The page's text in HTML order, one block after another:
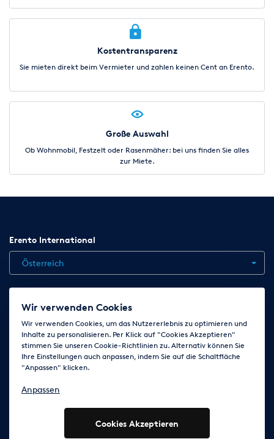
Kostentransparenz
Sie mieten direkt beim Vermieter und zahlen keinen Cent an Erento.
Große Auswahl
Ob Wohnmobil, Festzelt oder Rasenmäher: bei uns finden Sie alles
zur Miete.
Erento International
Österreich
Jobs Kontakt News
AGB
Impressum Cookie-Einstellungen ändern
Folge uns auf
© 2003 - 2026 Erento Campanda GmbH - Alle Rechte
Wir verwenden Cookies
Wir verwenden Cookies, um das Nutzererlebnis zu optimieren und
Inhalte zu personalisieren. Per Klick auf "Cookies Akzeptieren"
stimmen Sie unseren Cookie-Richtlinien zu. Alternativ können Sie
Ihre Einstellungen auch anpassen, indem Sie auf die Schaltfläche
"Anpassen" klicken.
Anpassen
Cookies Akzeptieren